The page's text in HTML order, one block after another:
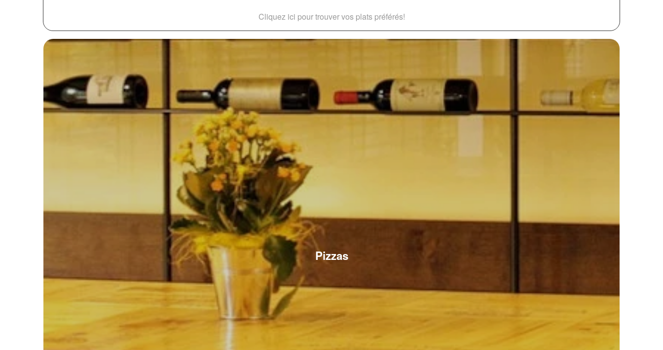
Cliquez ici pour trouver vos plats préférés!
Pizzas